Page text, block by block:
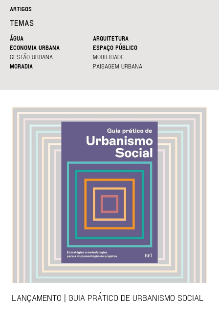
ARTIGOS
TEMAS
ÁGUA
ARQUITETURA
ECONOMIA URBANA
ESPAÇO PÚBLICO
GESTÃO URBANA
MOBILIDADE
MORADIA
PAISAGEM URBANA
LANÇAMENTO | GUIA PRÁTICO DE URBANISMO SOCIAL